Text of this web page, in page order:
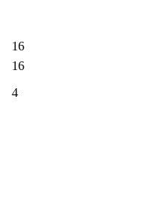
16
16
4